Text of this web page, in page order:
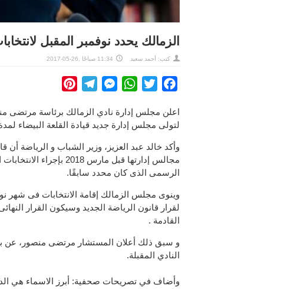
الزمالك يحدد نوفمبر المقبل
كتب: أحمد سعيد 11:34 صباحًا ,26-05-2017
Facebook
Twitter
WhatsApp
Messenger
Telegram
اعلن مجلس إدارة نادي الزمالك برئاسة مرتضى
لتولى مجلس إدارة جديد قيادة القلعة البيضاء لمدة 4 سنوات قادمة فى شهر نوفمبر
وأكد خالد عبد العزيز، وزير الشباب و الرياضة أن
الرسمى الذى كان محدد سابقًا.
وينوى مجلس الزمالك إقامة الانتخابات فى شهر
لقرار قانون الرياضة الجديد وسيكون القرار
القادمة .
و سبق ذلك أعلان المستشار مرتضى منصور، عن
النادي المقبلة.
وأضاف في تصريحات صحفية: أبرز الاسماء هي